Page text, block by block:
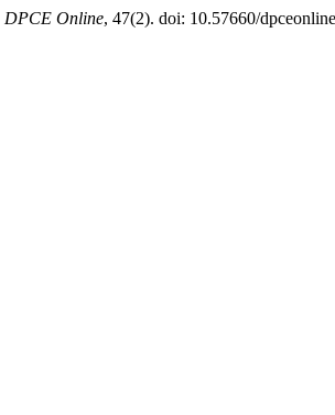
DPCE Online, 47(2). doi: 10.57660/